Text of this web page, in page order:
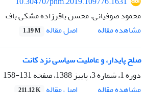
محمود صوفیانی، محسن باقرزاده مشکی باف
مشاهده مقاله
اصل مقاله 1.19 M
صلح پایدار، و عاملیت سیاسی نزد کانت
دوره 1، شماره 3، پاییز 1388، صفحه
131-158